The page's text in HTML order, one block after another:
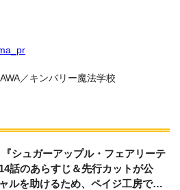
／キンバリー魔法学校
シュガーアップル・フェアリーテ
話のあらすじ＆先行カットが公
ルを助けるため、ペイジ工房での